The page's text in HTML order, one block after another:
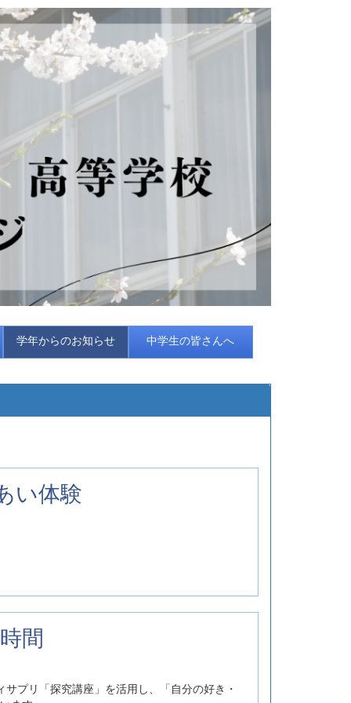
学年からのお知らせ 中学生の皆さんへ
い体験
間
プリ「探究講座」を活用し、「自分の好き・